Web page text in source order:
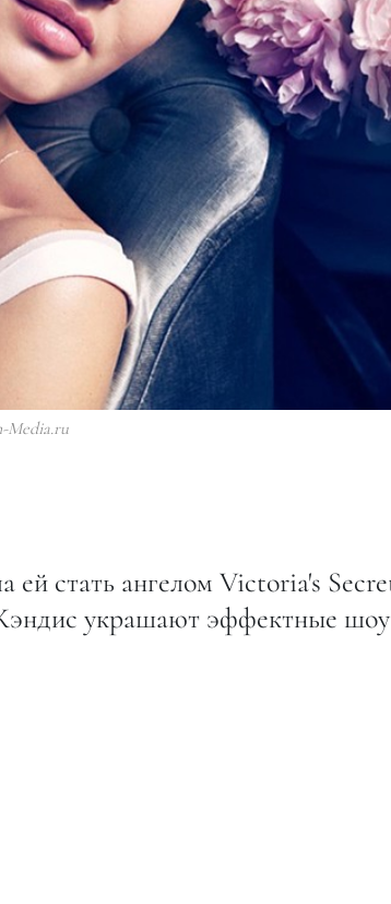
Media.ru
ей стать ангелом Victoria's
украшают эффектные шоу